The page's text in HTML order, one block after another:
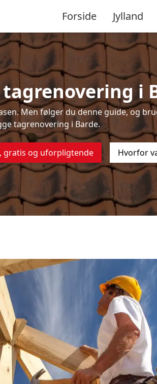
Forside Jylland
i
Men følger du denne guide, og
tagrenovering i Barde.
gratis og uforpligtende Hvorfor